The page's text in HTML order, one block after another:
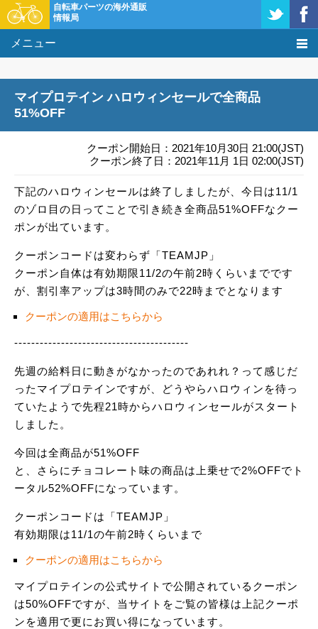
自転車パーツの海外通販
情報局
メニュー
基礎知識
クーポン＆セール
マイプロテイン ハロウィンセールで全商品
51%OFF
クーポン開始日：2021年10月30日 21:00(JST)
クーポン終了日：2021年11月 1日 02:00(JST)
下記のハロウィンセールは終了しましたが、今日は11/1
のゾロ目の日ってことで引き続き全商品51%OFFなクー
ポンが出ています。
クーポンコードは変わらず「TEAMJP」
クーポン自体は有効期限11/2の午前2時くらいまでです
が、割引率アップは3時間のみで22時までとなります
クーポンの適用はこちらから
-----------------------------------------
先週の給料日に動きがなかったのであれれ？って感じだ
ったマイプロテインですが、どうやらハロウィンを待っ
ていたようで先程21時からハロウィンセールがスタート
しました。
今回は全商品が51%OFF
と、さらにチョコレート味の商品は上乗せで2%OFFでト
ータル52%OFFになっています。
クーポンコードは「TEAMJP」
有効期限は11/1の午前2時くらいまで
クーポンの適用はこちらから
マイプロテインの公式サイトで公開されているクーポン
は50%OFFですが、当サイトをご覧の皆様は上記クーポ
ンを適用で更にお買い得になっています。